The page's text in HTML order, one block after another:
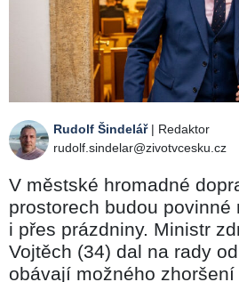
Rudolf Šindelář| Redaktor
rudolf.sindelar@zivotvcesku.cz
V městské hromadné
prostorech budou povinné
i přes prázdniny. Ministr
Vojtěch (34) dal na rady
obávají možného